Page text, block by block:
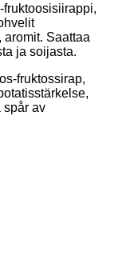
fruktoosisiirappi,
Saattaa
ja soijasta.
fruktossirap,
spår av